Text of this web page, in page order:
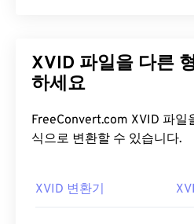
XVID 파일을 다른
하세요
FreeConvert.com XVID 파일을 다음과 같은 다른 형
식으로 변환할 수 있습니다.
XVID 변환기